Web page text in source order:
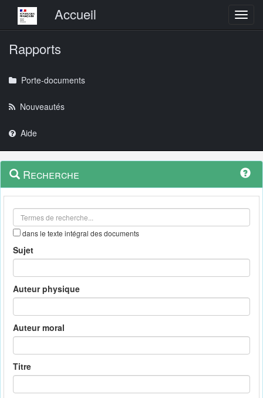
Menu principalAccueil
Rapports
Porte-documents
Nouveautés
Aide
Navigation
outils
Menu
contextuel
Recherche
dans le texte intégral des documents
Sujet
Auteur physique
Auteur moral
Titre